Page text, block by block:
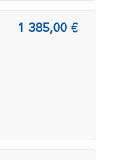
1 385,00